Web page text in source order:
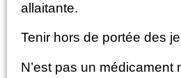
allaitante.
Tenir hors de portée des
N’est pas un médicament